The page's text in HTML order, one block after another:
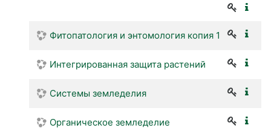
Фитопатология и энтомология копия 1
Интегрированная защита растений
Системы земледелия
Органическое земледелие